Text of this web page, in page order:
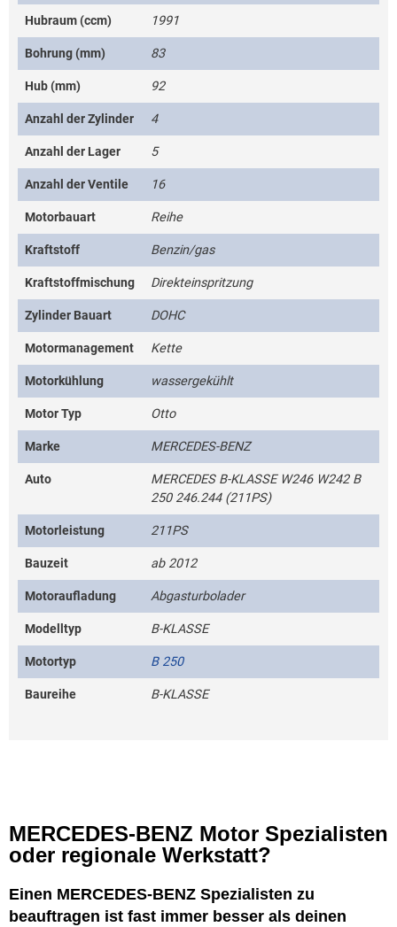
Hubraum (ccm) 1991
Bohrung (mm) 83
Hub (mm) 92
Anzahl der Zylinder 4
Anzahl der Lager 5
Anzahl der Ventile 16
Motorbauart Reihe
Kraftstoff Benzin/gas
Kraftstoffmischung Direkteinspritzung
Zylinder Bauart DOHC
Motormanagement Kette
Motorkühlung wassergekühlt
Motor Typ Otto
Marke MERCEDES-BENZ
Auto
MERCEDES B-KLASSE W246 W242 B
250 246.244 (211PS)
Motorleistung 211PS
Bauzeit ab 2012
Motoraufladung Abgasturbolader
Modelltyp B-KLASSE
Motortyp B 250
Baureihe B-KLASSE
MERCEDES-BENZ Motor Spezialisten
oder regionale Werkstatt?
Einen MERCEDES-BENZ Spezialisten zu
beauftragen ist fast immer besser als deinen